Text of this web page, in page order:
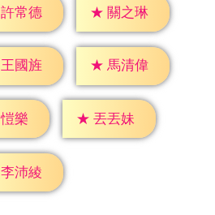
許常德 ★ 關之琳
王國旌 ★ 馬清偉
愷樂 ★ 丟丟妹
李沛綾